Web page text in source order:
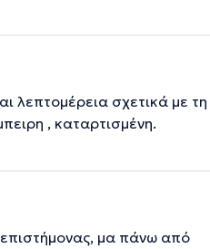
λεπτομέρεια σχετικά με τη
, καταρτισμένη.
επιστήμονας, μα πάνω από